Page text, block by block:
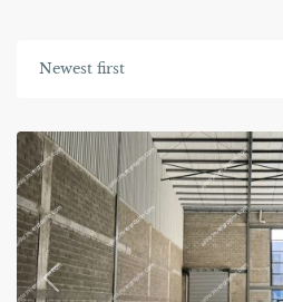
Newest first
Previous